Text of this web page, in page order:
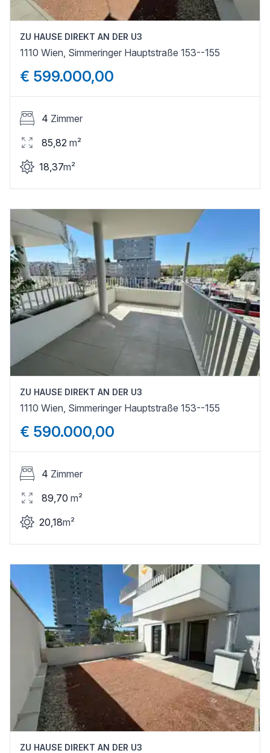
ZU HAUSE DIREKT AN DER U3
1110 Wien, Simmeringer Hauptstraße 153--155
€ 599.000,00
4 Zimmer
85,82 m²
18,37m²
ZU HAUSE DIREKT AN DER U3
1110 Wien, Simmeringer Hauptstraße 153--155
€ 590.000,00
4 Zimmer
89,70 m²
20,18m²
ZU HAUSE DIREKT AN DER U3